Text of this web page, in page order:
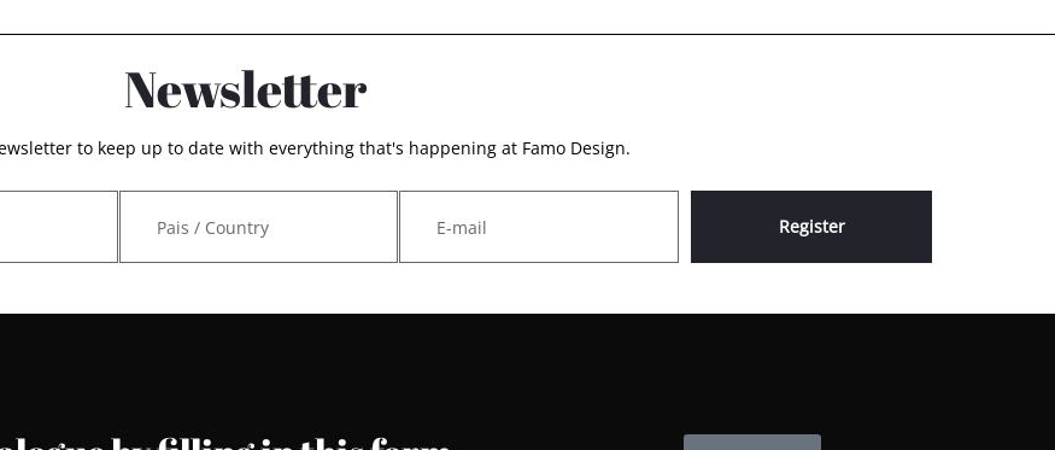
Newsletter
to keep up to date with everything that's happening at Famo Design.